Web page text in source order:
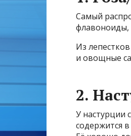
Самый
флавоноиды,
Из
и овощные
2.
У настурции
содержится